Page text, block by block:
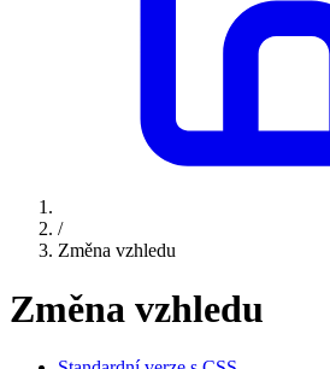
/
Změna vzhledu
Změna vzhledu